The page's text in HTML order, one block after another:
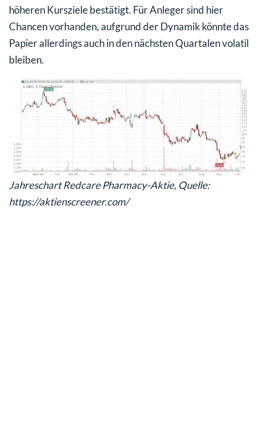
höheren Kursziele bestätigt. Für Anleger sind hier
Chancen vorhanden, aufgrund der Dynamik könnte das
Papier allerdings auch in den nächsten Quartalen volatil
bleiben.
Jahreschart Redcare Pharmacy-Aktie, Quelle:
https://aktienscreener.com/